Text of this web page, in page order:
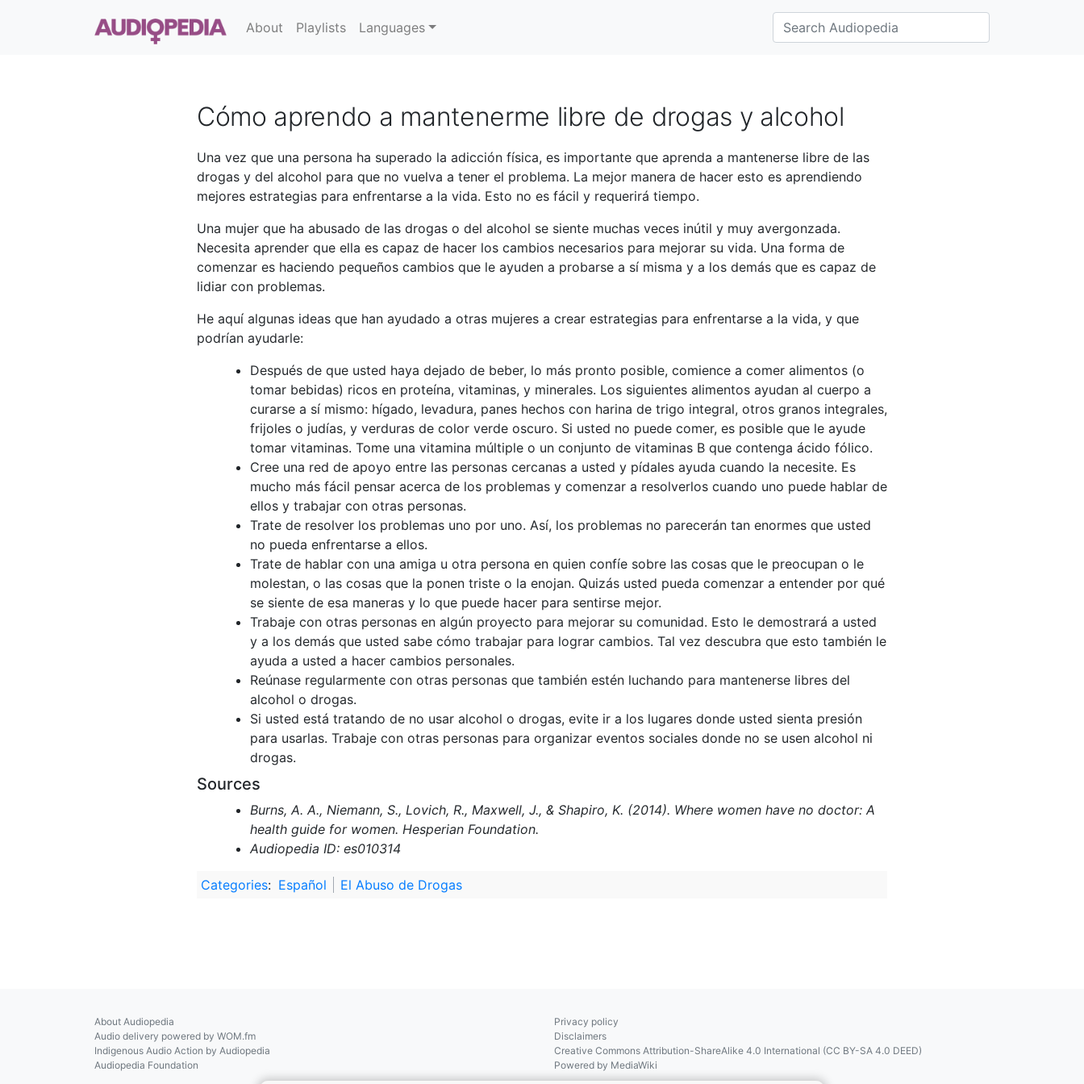
About Playlists Languages
Cómo aprendo a mantenerme libre de drogas y alcohol
Una vez que una persona ha superado la adicción física, es importante que aprenda a mantenerse libre de las
drogas y del alcohol para que no vuelva a tener el problema. La mejor manera de hacer esto es aprendiendo
mejores estrategias para enfrentarse a la vida. Esto no es fácil y requerirá tiempo.
Una mujer que ha abusado de las drogas o del alcohol se siente muchas veces inútil y muy avergonzada.
Necesita aprender que ella es capaz de hacer los cambios necesarios para mejorar su vida. Una forma de
comenzar es haciendo pequeños cambios que le ayuden a probarse a sí misma y a los demás que es capaz de
lidiar con problemas.
He aquí algunas ideas que han ayudado a otras mujeres a crear estrategias para enfrentarse a la vida, y que
podrían ayudarle:
Después de que usted haya dejado de beber, lo más pronto posible, comience a comer alimentos (o
tomar bebidas) ricos en proteína, vitaminas, y minerales. Los siguientes alimentos ayudan al cuerpo a
curarse a sí mismo: hígado, levadura, panes hechos con harina de trigo integral, otros granos integrales,
frijoles o judías, y verduras de color verde oscuro. Si usted no puede comer, es posible que le ayude
tomar vitaminas. Tome una vitamina múltiple o un conjunto de vitaminas B que contenga ácido fólico.
Cree una red de apoyo entre las personas cercanas a usted y pídales ayuda cuando la necesite. Es
mucho más fácil pensar acerca de los problemas y comenzar a resolverlos cuando uno puede hablar de
ellos y trabajar con otras personas.
Trate de resolver los problemas uno por uno. Así, los problemas no parecerán tan enormes que usted
no pueda enfrentarse a ellos.
Trate de hablar con una amiga u otra persona en quien confíe sobre las cosas que le preocupan o le
molestan, o las cosas que la ponen triste o la enojan. Quizás usted pueda comenzar a entender por qué
se siente de esa maneras y lo que puede hacer para sentirse mejor.
Trabaje con otras personas en algún proyecto para mejorar su comunidad. Esto le demostrará a usted
y a los demás que usted sabe cómo trabajar para lograr cambios. Tal vez descubra que esto también le
ayuda a usted a hacer cambios personales.
Reúnase regularmente con otras personas que también estén luchando para mantenerse libres del
alcohol o drogas.
Si usted está tratando de no usar alcohol o drogas, evite ir a los lugares donde usted sienta presión
para usarlas. Trabaje con otras personas para organizar eventos sociales donde no se usen alcohol ni
drogas.
Sources
Burns, A. A., Niemann, S., Lovich, R., Maxwell, J., & Shapiro, K. (2014). Where women have no doctor: A
health guide for women. Hesperian Foundation.
Audiopedia ID: es010314
Categories: Español El Abuso de Drogas
About Audiopedia
Audio delivery powered by WOM.fm
Indigenous Audio Action by Audiopedia
Audiopedia Foundation
Privacy policy
Disclaimers
Creative Commons Attribution-ShareAlike 4.0 International (CC BY-SA 4.0 DEED)
Powered by MediaWiki